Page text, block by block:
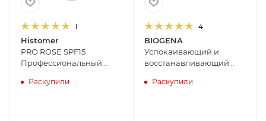
1
Histomer
PRO ROSE SPF15
Профессиональный
куперозом HISTOMER,
Раскупили
4
BIOGENA
Успокаивающий и
восстанавливающий
BIOGENA, 30 мл
Раскупили